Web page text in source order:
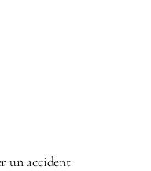
un accident